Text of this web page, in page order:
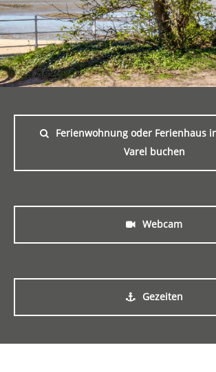
Ferienwohnung oder Ferienhaus
Varel buchen
Webcam
Gezeiten